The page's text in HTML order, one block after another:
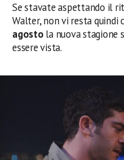
Se stavate aspettando il
Walter, non vi resta quindi
agosto la nuova stagione
essere vista.